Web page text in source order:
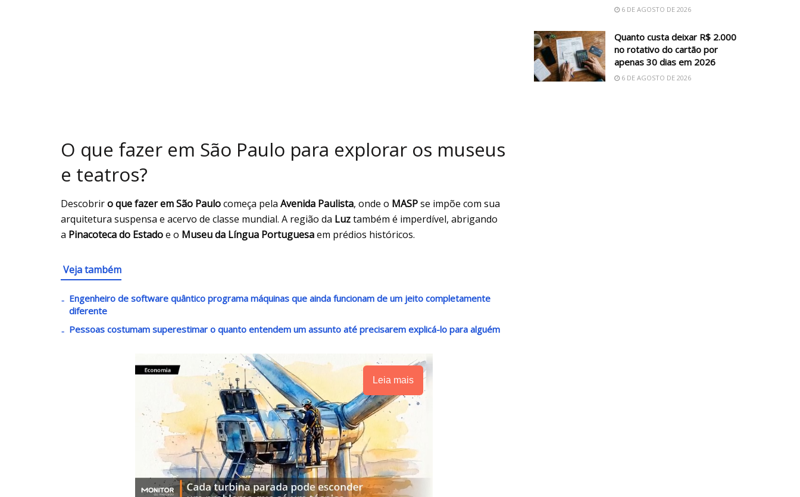
O que fazer em São Paulo para explorar os museus
e teatros?
Descobriro que fazer em São Paulocomeça pela Avenida Paulista, onde o MASPse impõe com sua
arquitetura suspensa e acervo de classe mundial. A região da Luztambém é imperdível, abrigando
a Pinacoteca do Estadoe o Museu da Língua Portuguesaem prédios históricos.
Veja também
Engenheiro de software quântico programa máquinas que ainda funcionam de um jeito completamente
diferente
Pessoas costumam superestimar o quanto entendem um assunto até precisarem explicá-lo para alguém
Leia mais
6 DE AGOSTO DE 2026
Quanto custa deixar R$ 2.000
no rotativo do cartão por
apenas 30 dias em 2026
6 DE AGOSTO DE 2026